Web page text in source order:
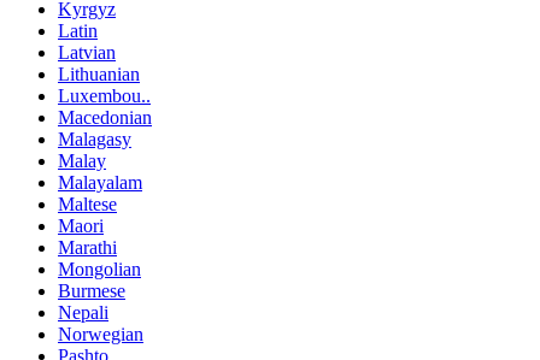
Kyrgyz
Latin
Latvian
Lithuanian
Luxembou..
Macedonian
Malagasy
Malay
Malayalam
Maltese
Maori
Marathi
Mongolian
Burmese
Nepali
Norwegian
Pashto